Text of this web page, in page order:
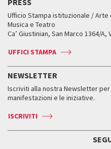
FAQ
Servizi al pubblico
Come raggiungerci
Press
Edizioni passate
Orari e sedi
Accrediti
Come raggiungerci
Orari e sedi
Biglietti
Accrediti
Come raggiungerci
Contatti
Press
Accrediti
Servizi al pubblico
Come raggiungerci
Press
Workshop di critica teatrale
Leone d’oro alla carriera
Leone d’argento
Edizioni passate
Orari e sedi
Biglietti
Servizi al pubblico
Come raggiungerci
Contatti
Mostre Virtuali
Fondi e Collezioni
Biennale College ASAC
ASAC DATI
Storia
Orari e sedi
Ufficio Stampa istituzionale / Arte
Musica e Teatro
Ca’ Giustinian, San Marco 1364/A,
UFFICI STAMPA
NEWSLETTER
Iscriviti alla nostra Newsletter
manifestazioni e le iniziative.
ISCRIVITI